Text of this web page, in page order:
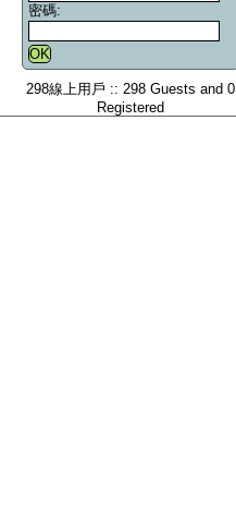
密碼:
298線上用戶 :: 298 Guests and 0
Registered